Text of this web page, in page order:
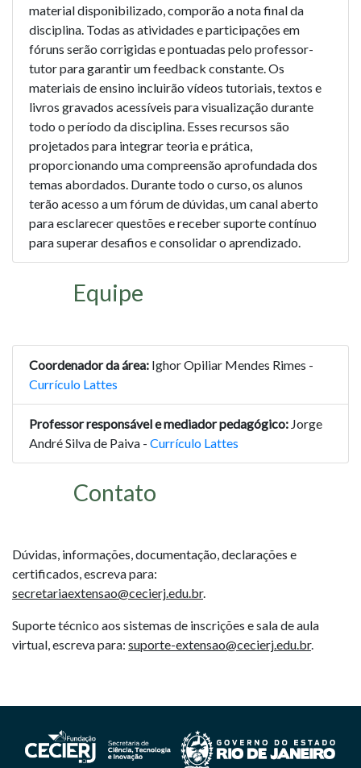
material disponibilizado, comporão a nota final da
disciplina. Todas as atividades e participações em
fóruns serão corrigidas e pontuadas pelo professor-
tutor para garantir um feedback constante. Os
materiais de ensino incluirão vídeos tutoriais, textos e
livros gravados acessíveis para visualização durante
todo o período da disciplina. Esses recursos são
projetados para integrar teoria e prática,
proporcionando uma compreensão aprofundada dos
temas abordados. Durante todo o curso, os alunos
terão acesso a um fórum de dúvidas, um canal aberto
para esclarecer questões e receber suporte contínuo
para superar desafios e consolidar o aprendizado.
Equipe
Coordenador da área: Ighor Opiliar Mendes Rimes -
Currículo Lattes
Professor responsável e mediador pedagógico: Jorge
André Silva de Paiva - Currículo Lattes
Contato
Dúvidas, informações, documentação, declarações e
certificados, escreva para:
secretariaextensao@cecierj.edu.br.
Suporte técnico aos sistemas de inscrições e sala de aula
virtual, escreva para: suporte-extensao@cecierj.edu.br.